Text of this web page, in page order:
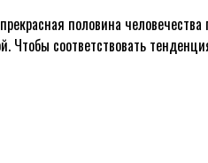
половина
Чтобы соответствовать